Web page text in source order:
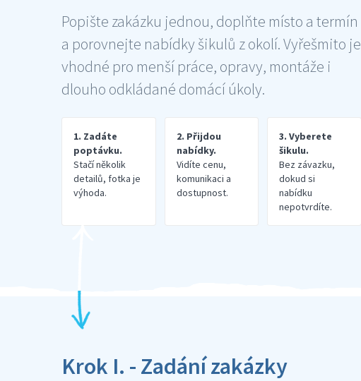
Popište zakázku jednou, doplňte místo a termín
a porovnejte nabídky šikulů z okolí. Vyřešmito je
vhodné pro menší práce, opravy, montáže i
dlouho odkládané domácí úkoly.
1. Zadáte
poptávku.
Stačí několik
detailů, fotka je
výhoda.
2. Přijdou
nabídky.
Vidíte cenu,
komunikaci a
dostupnost.
3. Vyberete
šikulu.
Bez závazku,
dokud si
nabídku
nepotvrdíte.
Krok I. - Zadání zakázky